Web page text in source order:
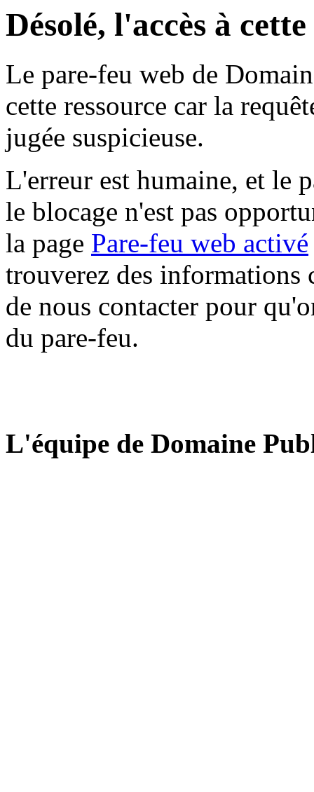
Désolé, l'accès à
Le pare-feu web de
cette ressource car la
jugée suspicieuse.
L'erreur est humaine, et le
le blocage n'est pas
la page Pare-feu web activé
trouverez des informations
de nous contacter pour
du pare-feu.
L'équipe de Domaine